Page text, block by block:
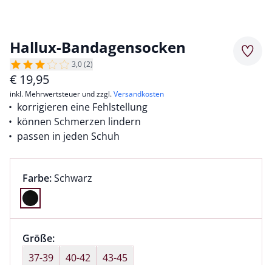
Hallux-Bandagensocken
3,0 (2)
€ 19,95
inkl. Mehrwertsteuer und zzgl.Versandkosten
korrigieren eine Fehlstellung
können Schmerzen lindern
passen in jeden Schuh
Farbauswahl:
Farbe:aktuell ausgewählt:
Schwarz
Farbe Schwarz ausgewählt
Größenauswahl:
Größe:nichts ausgewählt
37-39
40-42
43-45